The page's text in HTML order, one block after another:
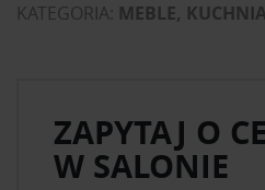
KATEGORIA: MEBLE,
ZAPYTAJ O
W SALONIE